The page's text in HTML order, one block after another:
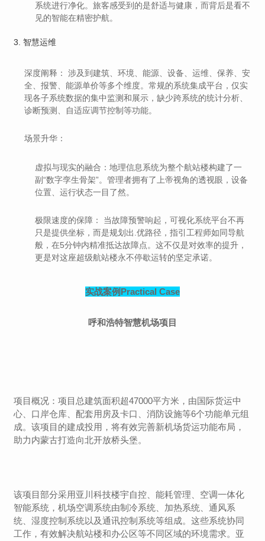
系统进行净化。旅客感受到的是舒适与健康，而背后是看不
见的智能在精密护航。
3. 智慧运维
深度阐释：
涉及到建筑、环境、能源、设备、运维、保养、安
全、报警、能源单价等多个维度。常规的系统集成平台，仅实
现各子系统数据的集中监测和展示，缺少跨系统的统计分析、
诊断预测、自适应调节控制等功能。
场景升华：
虚拟与现实的融合：地理信息系统为整个航站楼构建了一
副“数字孪生骨架”。管理者拥有了 上帝视角的透视眼 ，设备
位置、运行状态一目了然。
极限速度的保障：
当故障预警响起，可视化系统平台不再
只是提供坐标，而是规划出.优路径，指引工程师如同导航
般，在5分钟内精准抵达故障点。这不仅是对效率的提升，
更是对这座超级航站楼永不停歇运转的坚定承诺。
实战案例 Practical Case
呼和浩特智慧机场项目
项目概况：项目总建筑面积超47000平方米，由国际货运中
心、 口岸仓库 、配套用房及卡口、消防设施等6个功能单元组
成。该项目的建成投用，将有效完善新机场货运功能布局，
助力内蒙古打造向北开放桥头堡。
该项目部分采用亚川科技楼宇自控、能耗管理、空调一体化
智能系统，机场空调系统由制冷系统、加热系统、通风系
统、湿度控制系统以及通讯控制系统等组成。这些系统协同
工作，有效解决航站楼和办公区等不同区域的环境需求。亚